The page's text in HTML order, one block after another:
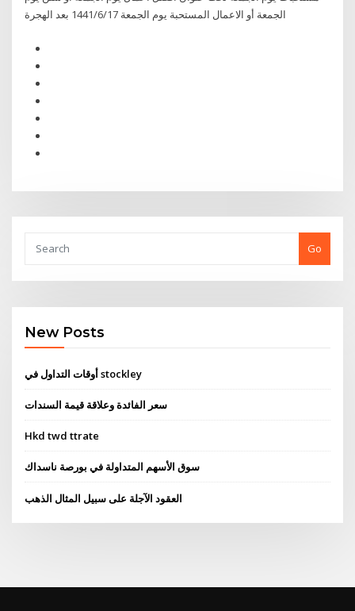
الجمعة أو الاعمال المستحبة يوم الجمعة 17‏‏/6‏‏/1441 بعد الهجرة
Go
New Posts
أوقات التداول في stockley
سعر الفائدة وعلاقة قيمة السندات
Hkd twd ttrate
سوق الأسهم المتداولة في بورصة ناسداك
العقود الآجلة على سبيل المثال الذهب